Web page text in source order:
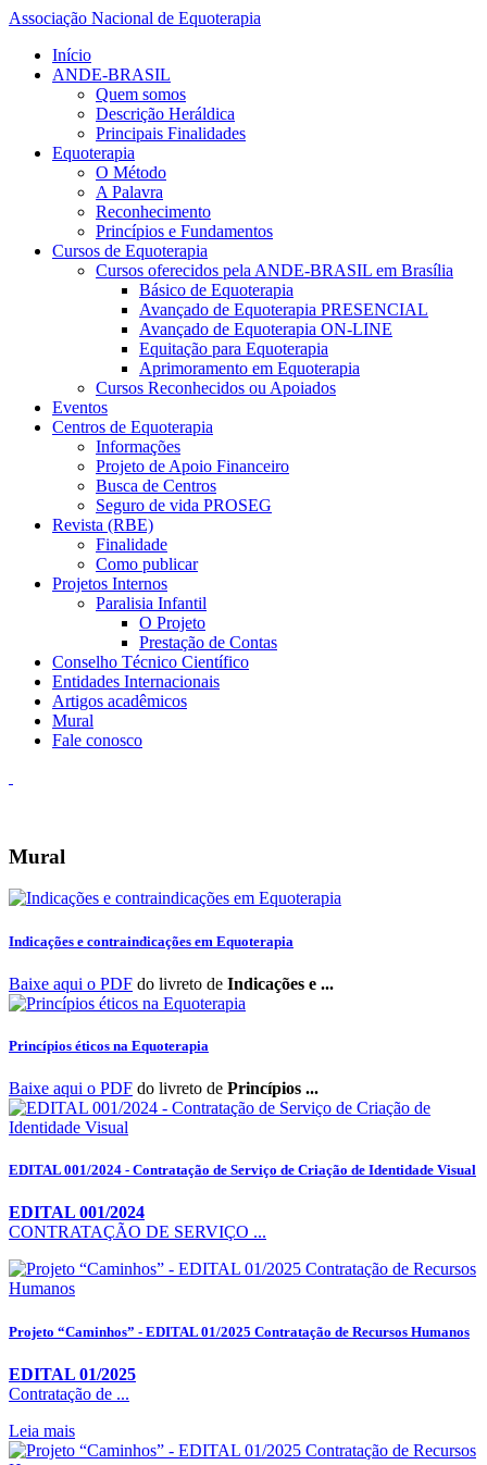
Associação Nacional de Equoterapia
Início
ANDE-BRASIL
Quem somos
Descrição Heráldica
Principais Finalidades
Equoterapia
O Método
A Palavra
Reconhecimento
Princípios e Fundamentos
Cursos de Equoterapia
Cursos oferecidos pela ANDE-BRASIL em Brasília
Básico de Equoterapia
Avançado de Equoterapia PRESENCIAL
Avançado de Equoterapia ON-LINE
Equitação para Equoterapia
Aprimoramento em Equoterapia
Cursos Reconhecidos ou Apoiados
Eventos
Centros de Equoterapia
Informações
Projeto de Apoio Financeiro
Busca de Centros
Seguro de vida PROSEG
Revista (RBE)
Finalidade
Como publicar
Projetos Internos
Paralisia Infantil
O Projeto
Prestação de Contas
Conselho Técnico Científico
Entidades Internacionais
Artigos acadêmicos
Mural
Fale conosco
Mural
Indicações e contraindicações em Equoterapia
Baixe aqui o PDF do livreto de Indicações e ...
Princípios éticos na Equoterapia
Baixe aqui o PDF do livreto de Princípios ...
EDITAL 001/2024 - Contratação de Serviço de Criação de Identidade Visual
EDITAL 001/2024
CONTRATAÇÃO DE SERVIÇO ...
Projeto “Caminhos” - EDITAL 01/2025 Contratação de Recursos Humanos
EDITAL 01/2025
Contratação de ...
Leia mais